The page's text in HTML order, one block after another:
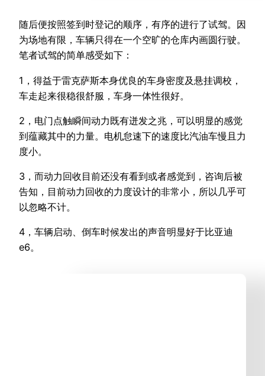
随后便按照签到时登记的顺序，有序的进行了试驾。因
为场地有限，车辆只得在一个空旷的仓库内画圆行驶。
笔者试驾的简单感受如下：
1，得益于雷克萨斯本身优良的车身密度及悬挂调校，
车走起来很稳很舒服，车身一体性很好。
2，电门点触瞬间动力既有迸发之兆，可以明显的感觉
到蕴藏其中的力量。电机怠速下的速度比汽油车慢且力
度小。
3，而动力回收目前还没有看到或者感觉到，咨询后被
告知，目前动力回收的力度设计的非常小，所以几乎可
以忽略不计。
4，车辆启动、倒车时候发出的声音明显好于比亚迪
e6。